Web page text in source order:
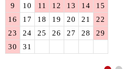
9
10 11 12 13 14
15
16
17 18 19 20 21
22
23
24 25 26 27 28
29
30
31